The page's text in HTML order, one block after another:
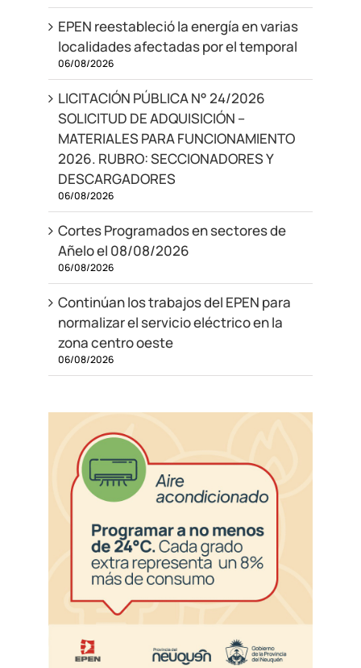
EPEN reestableció la energía en varias
localidades afectadas por el temporal
06/08/2026
LICITACIÓN PÚBLICA N° 24/2026
SOLICITUD DE ADQUISICIÓN –
MATERIALES PARA FUNCIONAMIENTO
2026. RUBRO: SECCIONADORES Y
DESCARGADORES
06/08/2026
Cortes Programados en sectores de
Añelo el 08/08/2026
06/08/2026
Continúan los trabajos del EPEN para
normalizar el servicio eléctrico en la
zona centro oeste
06/08/2026